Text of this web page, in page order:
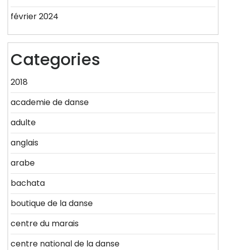
février 2024
Categories
2018
academie de danse
adulte
anglais
arabe
bachata
boutique de la danse
centre du marais
centre national de la danse